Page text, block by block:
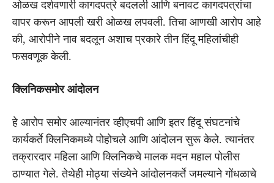
ओळख दर्शवणारी कागदपत्रे बदलली आणि बनावट कागदपत्रांचा
वापर करून आपली खरी ओळख लपवली. तिचा आणखी आरोप आहे
की, आरोपीने नाव बदलून अशाच प्रकारे तीन हिंदू महिलांचीही
फसवणूक केली.
क्लिनिकसमोर आंदोलन
हे आरोप समोर आल्यानंतर व्हीएचपी आणि इतर हिंदू संघटनांचे
कार्यकर्ते क्लिनिकमध्ये पोहोचले आणि आंदोलन सुरू केले. त्यानंतर
तक्रारदार महिला आणि क्लिनिकचे मालक मदन महाल पोलीस
ठाण्यात गेले. तेथेही मोठ्या संख्येने आंदोलनकर्ते जमल्याने गोंधळाचे